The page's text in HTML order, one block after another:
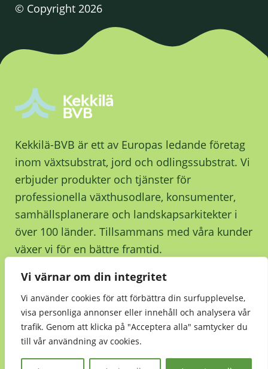
Vi värnar om din integritet
Vi använder cookies för att förbättra din surfupplevelse,
visa personliga annonser eller innehåll och analysera vår
trafik. Genom att klicka på "Acceptera alla" samtycker du
till vår användning av cookies.
© Copyright 2026
Kekkilä-BVB är ett av Europas ledande företag
inom växtsubstrat, jord och odlingssubstrat. Vi
erbjuder produkter och tjänster för
professionella växthusodlare, konsumenter,
samhällsplanerare och landskapsarkitekter i
över 100 länder. Tillsammans med våra kunder
växer vi för en bättre framtid.
Kontakta oss
Hållbarhet•Integritetsmeddelande
BVB Retail